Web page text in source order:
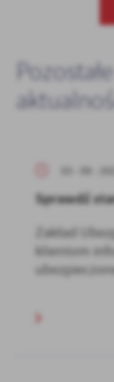
Pozostałe
03 - 09 - 2025
Sprawdź
Zakład
klientom